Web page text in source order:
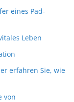
eines Pad-
Leben
erfahren Sie, wie
von